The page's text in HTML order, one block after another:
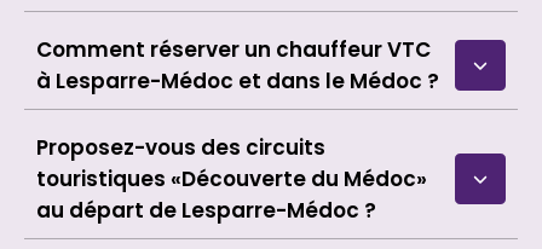
Comment réserver un chauffeur VTC
à Lesparre-Médoc et dans le Médoc ?
Proposez-vous des circuits
touristiques «Découverte du Médoc»
au départ de Lesparre-Médoc ?